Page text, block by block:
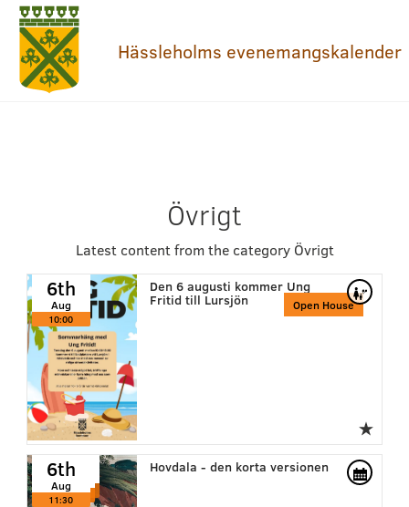
Hässleholms evenemangskalender
Övrigt
Latest content from the category Övrigt
Den 6 augusti kommer Ung
Fritid till Lursjön
6th
Aug
10:00
Open House
Hovdala - den korta versionen
6th
Aug
11:30
6th
Aug
11:30
6th
Aug
11:30